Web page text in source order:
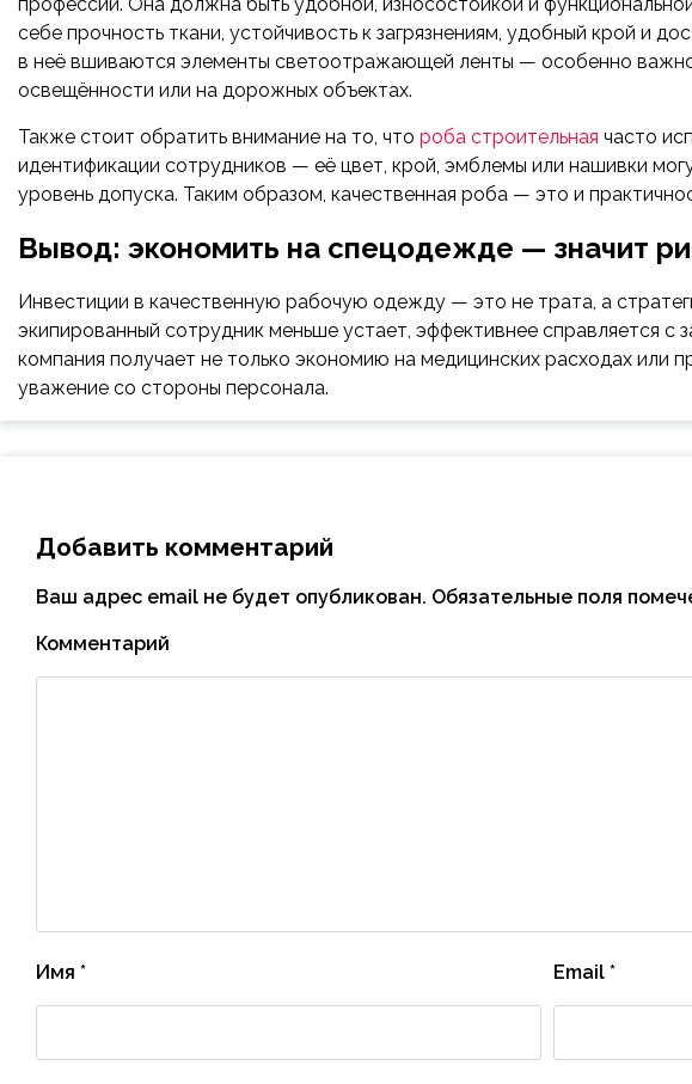
себе прочность ткани, устойчивость к загрязнениям, удобный крой и
в неё вшиваются элементы светоотражающей ленты — особенно
освещённости или на дорожных объектах.
Также стоит обратить внимание на то, что роба строительная часто
идентификации сотрудников — её цвет, крой, эмблемы или нашивки
уровень допуска. Таким образом, качественная роба — это и
Вывод: экономить на спецодежде — значит
Инвестиции в качественную рабочую одежду — это не трата, а
экипированный сотрудник меньше устает, эффективнее справляется с
компания получает не только экономию на медицинских расходах или
уважение со стороны персонала.
Добавить комментарий
Ваш адрес email не будет опубликован. Обязательные поля
Комментарий
Имя * Email *